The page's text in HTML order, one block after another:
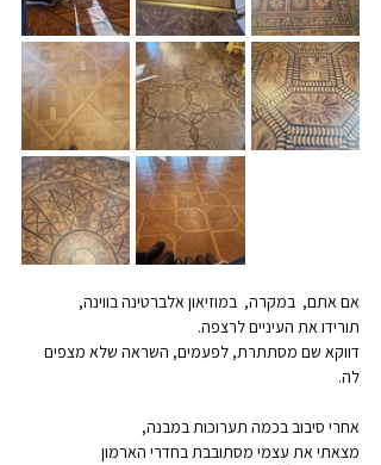
אם אתם,  במקרה,  במוזיאון אלברטינה בווינה,
תורידו את העיניים לרצפה.
דווקא שם מסתתרת, לפעמים, השראה שלא מצפים
לה.
אחרי סיבוב בכמה תערוכות במבנה,
מצאתי את עצמי מסתובבת בחדרי הארמון